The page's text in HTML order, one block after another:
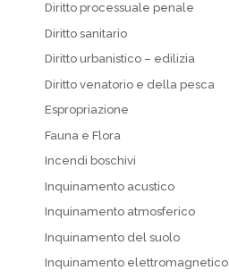
Diritto processuale penale
Diritto sanitario
Diritto urbanistico – edilizia
Diritto venatorio e della pesca
Espropriazione
Fauna e Flora
Incendi boschivi
Inquinamento acustico
Inquinamento atmosferico
Inquinamento del suolo
Inquinamento elettromagnetico